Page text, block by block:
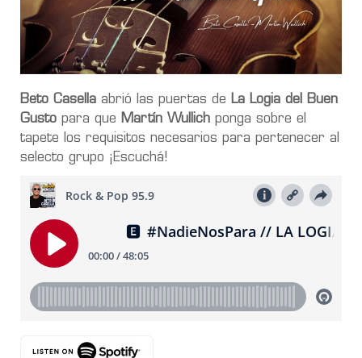
Beto Casella abrió las puertas de La Logia del Buen
Gusto para que Martín Wullich ponga sobre el
tapete los requisitos necesarios para pertenecer al
selecto grupo ¡Escuchá!